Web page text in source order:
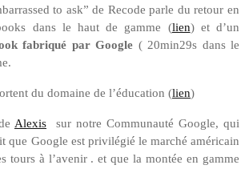
to ask” de Recode parle du retour en
dans le haut de gamme (lien) et d’un
fabriqué par Google ( 20min29s dans le
du domaine de l’éducation (lien)
Alexis sur notre Communauté Google, qui
que Google est privilégié le marché américain
tours à l’avenir . et que la montée en gamme